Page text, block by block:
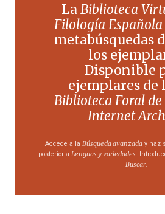
LaBiblioteca
Filología Española
metabúsquedas
los
Disponible
ejemplares de
Biblioteca Foral
Internet
Accede a la Búsqueda avanzada y haz
posterior a Lenguas y variedades .
Buscar.